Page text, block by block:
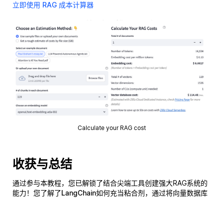
立即使用 RAG 成本计算器
Calculate your RAG cost
收获与总结
通过参与本教程，您已解锁了结合尖端工具创建强大RAG系统的
能力！您了解了LangChain如何充当粘合剂，通过将向量数据库